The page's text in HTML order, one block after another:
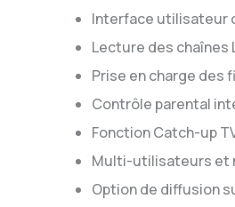
Interface utilisateur
Lecture des chaînes
Prise en charge des
Contrôle parental
Fonction Catch-up
Multi-utilisateurs et
Option de diffusion